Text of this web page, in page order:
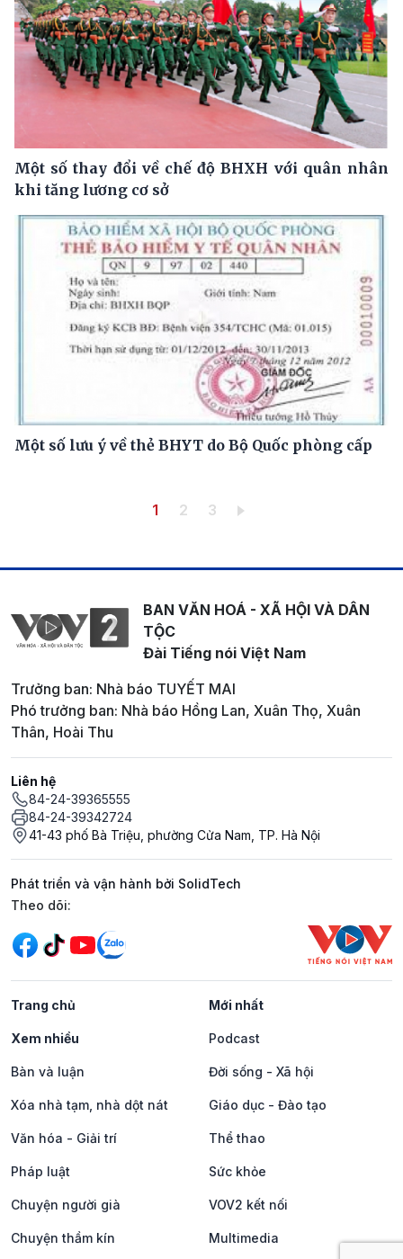
Một số thay đổi về chế độ BHXH với quân nhân
khi tăng lương cơ sở
Một số lưu ý về thẻ BHYT do Bộ Quốc phòng cấp
Trang hiện thời
1 Trang
2 Trang
3
BAN VĂN HOÁ - XÃ HỘI VÀ DÂN
TỘC
Đài Tiếng nói Việt Nam
Trưởng ban: Nhà báo TUYẾT MAI
Phó trưởng ban: Nhà báo Hồng Lan, Xuân Thọ, Xuân
Thân, Hoài Thu
Liên hệ
84-24-39365555
84-24-39342724
41-43 phố Bà Triệu, phường Cửa Nam, TP. Hà Nội
Phát triển và vận hành bởi SolidTech
Mạng xã hội
Theo dõi:
Trang chủ Mới nhất
Xem nhiều Podcast
Bàn và luận Đời sống - Xã hội
Xóa nhà tạm, nhà dột nát Giáo dục - Đào tạo
Văn hóa - Giải trí Thể thao
Pháp luật Sức khỏe
Chuyện người già VOV2 kết nối
Chuyện thầm kín Multimedia